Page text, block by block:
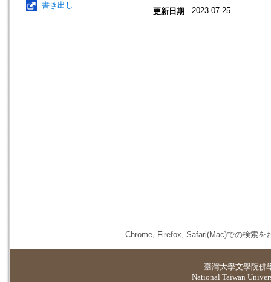
書き出し
更新日期 2023.07.25
Chrome, Firefox, Safari(Mac)での検索を
臺灣大學文學院佛
National Taiwan